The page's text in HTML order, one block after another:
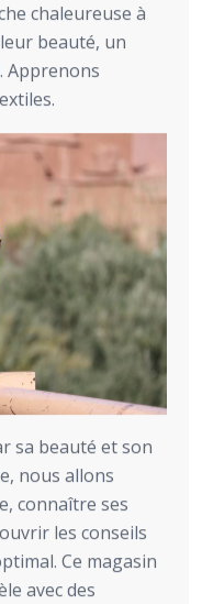
chaleureuse à
beauté, un
Apprenons
sa beauté et son
nous allons
connaître ses
les conseils
Ce magasin
avec des